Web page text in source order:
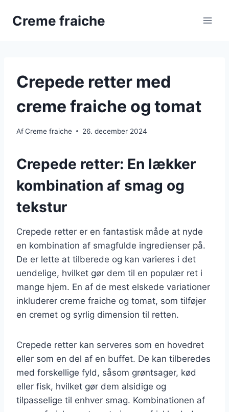
Creme fraiche
Crepede retter med
creme fraiche og tomat
AfCreme fraiche 26. december 2024
Crepede retter: En lækker
kombination af smag og
tekstur
Crepede retter er en fantastisk måde at nyde
en kombination af smagfulde ingredienser på.
De er lette at tilberede og kan varieres i det
uendelige, hvilket gør dem til en populær ret i
mange hjem. En af de mest elskede variationer
inkluderer creme fraiche og tomat, som tilføjer
en cremet og syrlig dimension til retten.
Crepede retter kan serveres som en hovedret
eller som en del af en buffet. De kan tilberedes
med forskellige fyld, såsom grøntsager, kød
eller fisk, hvilket gør dem alsidige og
tilpasselige til enhver smag. Kombinationen af